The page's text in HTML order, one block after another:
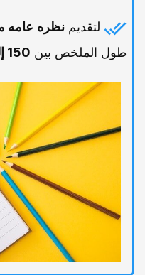
لتقدیمنظره عامه
طول الملخص بین 150 إلى 250 کلمه